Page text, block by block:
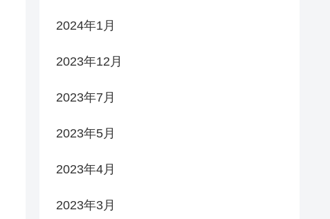
2024年1月
2023年12月
2023年7月
2023年5月
2023年4月
2023年3月